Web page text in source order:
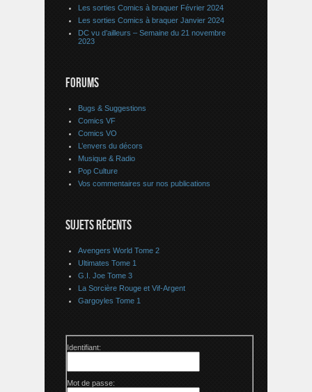
Les sorties Comics à braquer Février 2024
Les sorties Comics à braquer Janvier 2024
DC vu d’ailleurs – Semaine du 21 novembre
2023
FORUMS
Bugs & Suggestions
Comics VF
Comics VO
L’envers du décors
Musique & Radio
Pop Culture
Vos commentaires sur nos publications
SUJETS RÉCENTS
Avengers World Tome 2
Ultimates Tome 1
G.I. Joe Tome 3
La Sorcière Rouge et Vif-Argent
Gargoyles Tome 1
Identifiant:
Mot de passe: